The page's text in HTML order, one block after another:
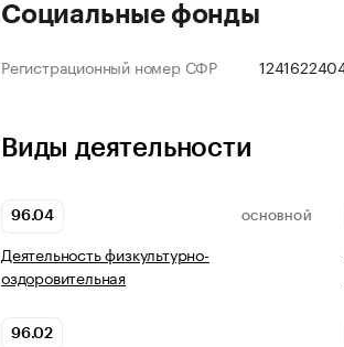
Социальные фонды
Регистрационный номер СФР
Виды деятельности
96.04 ОСНОВНОЙ
Деятельность физкультурно-
оздоровительная
96.02